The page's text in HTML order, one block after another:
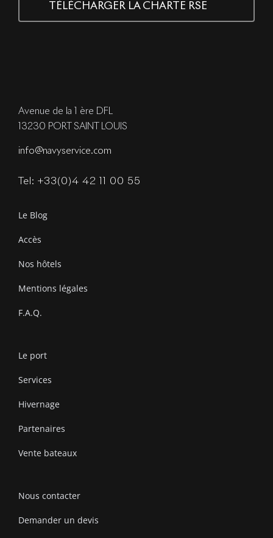
TÉLÉCHARGER LA CHARTE RSE
Avenue de la 1 ère DFL
13230 PORT SAINT LOUIS
info@navyservice.com
Tel: +33(0)4 42 11 00 55
Le Blog
Accès
Nos hôtels
Mentions légales
F.A.Q.
Le port
Services
Hivernage
Partenaires
Vente bateaux
Nous contacter
Demander un devis